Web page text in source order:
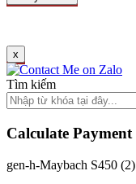
x
Tìm kiếm
Calculate Payment
gen-h-Maybach S450 (2)